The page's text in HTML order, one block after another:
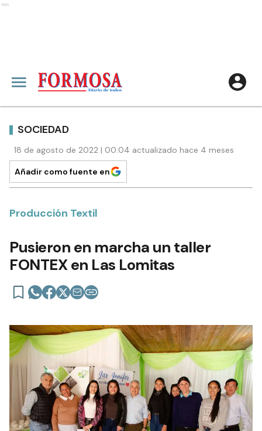
Ads
SOCIEDAD
18 de agosto de 2022 | 00:04 actualizado hace 4 meses
Añadir como fuente en
Producción Textil
Pusieron en marcha un taller
FONTEX en Las Lomitas